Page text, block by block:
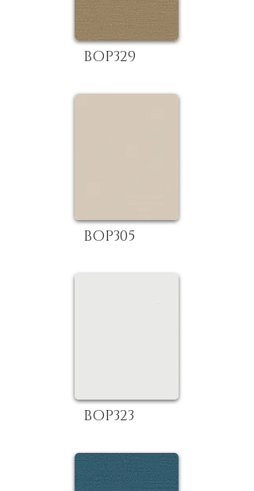
BOP329
BOP305
BOP323